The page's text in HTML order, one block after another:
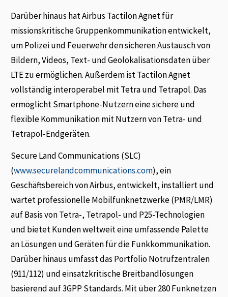
Darüber hinaus hat Airbus Tactilon Agnet für
missionskritische Gruppenkommunikation entwickelt,
um Polizei und Feuerwehr den sicheren Austausch von
Bildern, Videos, Text- und Geolokalisationsdaten über
LTE zu ermöglichen. Außerdem ist Tactilon Agnet
vollständig interoperabel mit Tetra und Tetrapol. Das
ermöglicht Smartphone-Nutzern eine sichere und
flexible Kommunikation mit Nutzern von Tetra- und
Tetrapol-Endgeräten.
Secure Land Communications (SLC)
(www.securelandcommunications.com), ein
Geschäftsbereich von Airbus, entwickelt, installiert und
wartet professionelle Mobilfunknetzwerke (PMR/LMR)
auf Basis von Tetra-, Tetrapol- und P25-Technologien
und bietet Kunden weltweit eine umfassende Palette
an Lösungen und Geräten für die Funkkommunikation.
Darüber hinaus umfasst das Portfolio Notrufzentralen
(911/112) und einsatzkritische Breitbandlösungen
basierend auf 3GPP Standards. Mit über 280 Funknetzen